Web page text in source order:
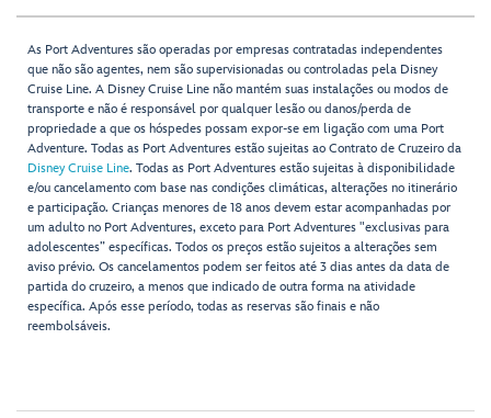
As Port Adventures são operadas por empresas contratadas independentes
que não são agentes, nem são supervisionadas ou controladas pela Disney
Cruise Line. A Disney Cruise Line não mantém suas instalações ou modos de
transporte e não é responsável por qualquer lesão ou danos/perda de
propriedade a que os hóspedes possam expor-se em ligação com uma Port
Adventure. Todas as Port Adventures estão sujeitas ao Contrato de Cruzeiro da
Disney Cruise Line. Todas as Port Adventures estão sujeitas à disponibilidade
e/ou cancelamento com base nas condições climáticas, alterações no itinerário
e participação. Crianças menores de 18 anos devem estar acompanhadas por
um adulto no Port Adventures, exceto para Port Adventures "exclusivas para
adolescentes” específicas. Todos os preços estão sujeitos a alterações sem
aviso prévio. Os cancelamentos podem ser feitos até 3 dias antes da data de
partida do cruzeiro, a menos que indicado de outra forma na atividade
específica. Após esse período, todas as reservas são finais e não
reembolsáveis.